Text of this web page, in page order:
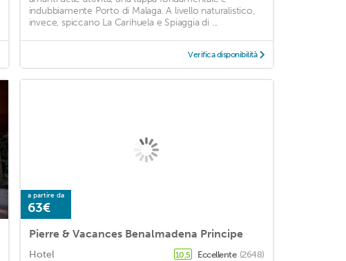
indubbiamente Porto di Malaga. A livello naturalistico,
invece, spiccano La Carihuela e Spiaggia di ...
Verifica disponibilità
a partire da
63€
Pierre & Vacances Benalmadena Principe
Hotel 10,5 Eccellente (2648)